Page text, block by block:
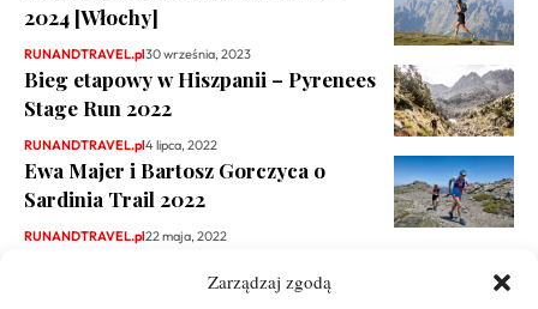
Zarządzaj zgodą
2024 [Włochy]
RUNANDTRAVEL.pl30 września, 2023
Bieg etapowy w Hiszpanii – Pyrenees
Stage Run 2022
RUNANDTRAVEL.pl4 lipca, 2022
Ewa Majer i Bartosz Gorczyca o
Sardinia Trail 2022
RUNANDTRAVEL.pl22 maja, 2022